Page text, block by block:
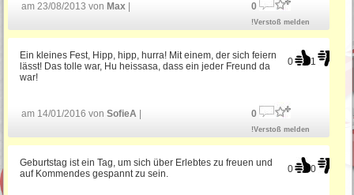
am 23/08/2013 von Max 0
!Verstoß melden
0 1
Ein kleines Fest, Hipp, hipp, hurra! Mit einem, der sich feiern
lässt! Das tolle war, Hu heissasa, dass ein jeder Freund da
war!
am 14/01/2016 vonSofieA 0
!Verstoß melden
0 0
Geburtstag ist ein Tag, um sich über Erlebtes zu freuen und
auf Kommendes gespannt zu sein.